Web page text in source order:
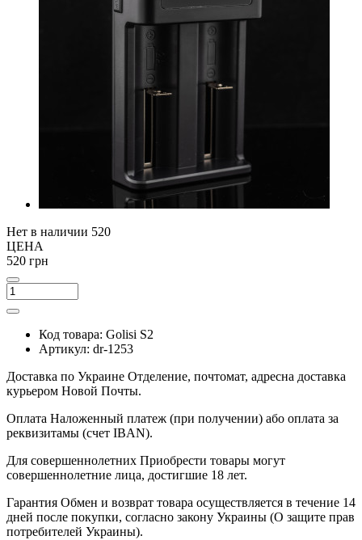
Нет в наличии 520
ЦЕНА
520 грн
Код товара: Golisi S2
Артикул: dr-1253
Доставка по Украине Отделение, почтомат, адресна доставка
курьером Новой Почты.
Оплата Наложенный платеж (при получении) або оплата за
реквизитамы (счет IBAN).
Для совершеннолетних Приобрести товары могут
совершеннолетние лица, достигшие 18 лет.
Гарантия Обмен и возврат товара осуществляется в течение 14
дней после покупки, согласно закону Украины (О защите прав
потребителей Украины).